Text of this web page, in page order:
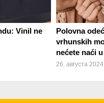
Vinil ne
Polovna
vrhunskih
nećete naći
26. августа 2024.